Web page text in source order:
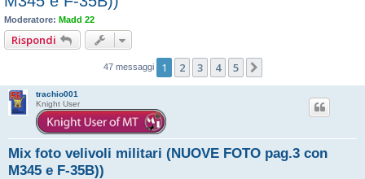
Moderatore: Madd 22
Rispondi
47 messaggi 1 2 3 4 5
trachio001
Knight User
Mix foto velivoli militari (NUOVE FOTO pag.3 con
M345 e F-35B))